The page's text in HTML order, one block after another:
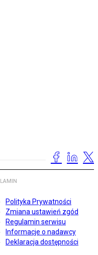
Polityka Prywatności
Zmiana ustawień zgód
Regulamin serwisu
Informacje o nadawcy
Deklaracja dostępności